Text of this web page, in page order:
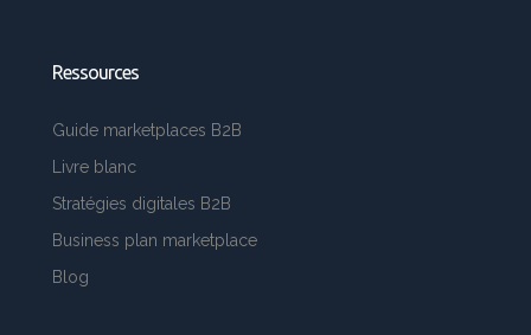
Ressources
Guide marketplaces B2B
Livre blanc
Stratégies digitales B2B
Business plan marketplace
Blog